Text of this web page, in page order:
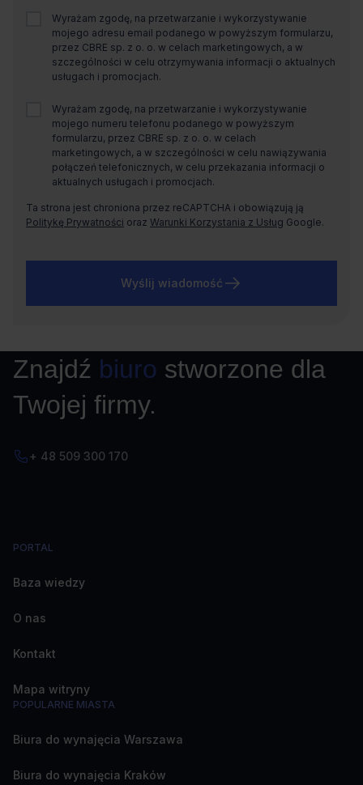
Wyrażam zgodę, na przetwarzanie i wykorzystywanie
mojego adresu email podanego w powyższym formularzu,
przez CBRE sp. z o. o. w celach marketingowych, a w
szczególności w celu otrzymywania informacji o aktualnych
usługach i promocjach.
Wyrażam zgodę, na przetwarzanie i wykorzystywanie
mojego numeru telefonu podanego w powyższym
formularzu, przez CBRE sp. z o. o. w celach
marketingowych, a w szczególności w celu nawiązywania
połączeń telefonicznych, w celu przekazania informacji o
aktualnych usługach i promocjach.
Ta strona jest chroniona przez reCAPTCHA i obowiązują ją
Politykę Prywatności oraz Warunki Korzystania z Usług Google.
Wyślij wiadomość
Znajdź biuro stworzone dla
Twojej firmy.
+ 48 509 300 170
PORTAL
Baza wiedzy
O nas
Kontakt
Mapa witryny
POPULARNE MIASTA
Biura do wynajęcia Warszawa
Biura do wynajęcia Kraków